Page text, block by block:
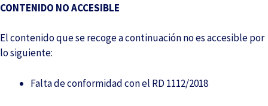
CONTENIDO NO ACCESIBLE
El contenido que se recoge a continuación no es accesible por
lo siguiente:
Falta de conformidad con el RD 1112/2018